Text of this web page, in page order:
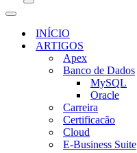
Menu
navegação
Menu
navegaçãoINÍCIO
ARTIGOS
Apex
Banco de Dados
MySQL
Oracle
Carreira
Certificacão
Cloud
E-Business Suite